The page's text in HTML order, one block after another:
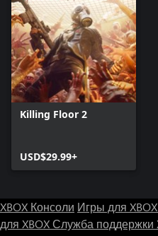
Killing Floor 2
USD$29.99+
XBOX Консоли Игры для XBOX
для XBOXСлужба поддержки